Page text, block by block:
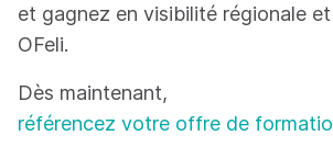
et gagnez en visibilité régionale
OFeli.
Dès maintenant,
référencez votre offre de